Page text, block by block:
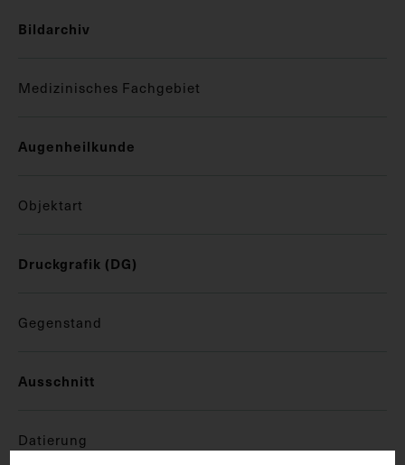
Bildarchiv
Medizinisches Fachgebiet
Augenheilkunde
Objektart
Druckgrafik (DG)
Gegenstand
Ausschnitt
Datierung